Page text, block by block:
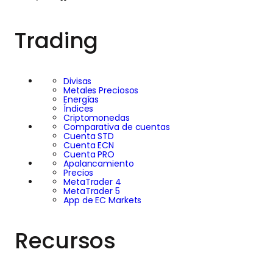
Trading
Divisas
Metales Preciosos
Energías
Índices
Criptomonedas
Comparativa de cuentas
Cuenta STD
Cuenta ECN
Cuenta PRO
Apalancamiento
Precios
MetaTrader 4
MetaTrader 5
App de EC Markets
Recursos